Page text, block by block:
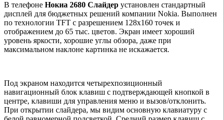
В телефоне Нокиа 2680 Слайдер установлен стандартный
дисплей для бюджетных решений компании Nokiа. Выполнен
по технологии TFT с разрешением 128х160 точек и
отображением до 65 тыс. цветов. Экран имеет хороший
уровень яркости, хорошие углы обзора, даже при
максимальном наклоне картинка не искажается.
Под экраном находится четырехпозиционный
навигационный блок клавиш с подтверждающей кнопкой в
центре, клавиши для управления меню и вызов/отклонить.
При открытии слайдера, мы видим основную клавиатуру с